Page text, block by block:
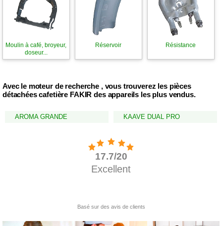
Moulin à café, broyeur,
doseur...
Réservoir Résistance
Avec le moteur de recherche , vous trouverez les pièces
détachées cafetière FAKIR des appareils les plus vendus.
AROMA GRANDE KAAVE DUAL PRO